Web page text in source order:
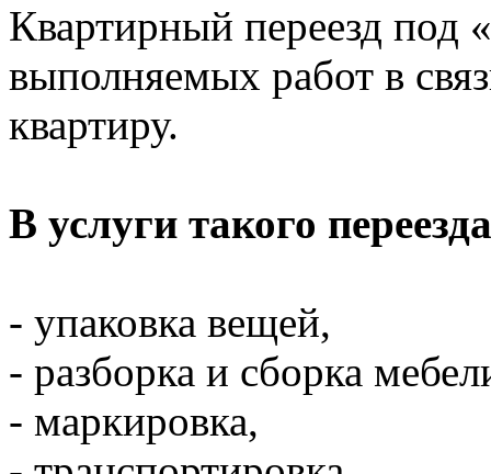
Квартирный переезд под
выполняемых работ в
квартиру.
В услуги такого
- упаковка вещей,
- разборка и сборка
- маркировка,